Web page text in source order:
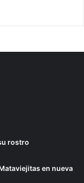
rostro
en nueva